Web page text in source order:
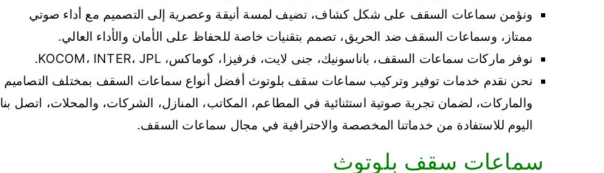
ونؤمن سماعات السقف على شكل كشاف، تضيف لمسة أنيقة وعصرية إلى التصميم مع أداء صوتي
ممتاز، وسماعات السقف ضد الحريق، تصمم بتقنيات خاصة للحفاظ على الأمان والأداء العالي.
نوفر ماركات سماعات السقف، باناسونيك، جنى لايت، فرفيزا، كوماكس، KOCOM، INTER، JPL.
نحن نقدم خدمات توفير وتركيب سماعات سقف بلوتوث أفضل أنواع سماعات السقف بمختلف التصاميم
والماركات، لضمان تجربة صوتية استثنائية في المطاعم، المكاتب، المنازل، الشركات، والمحلات، اتصل بنا
اليوم للاستفادة من خدماتنا المخصصة والاحترافية في مجال سماعات السقف.
سماعات سقف بلوتوث